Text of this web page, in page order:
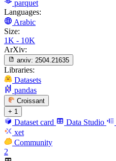
parquet
Languages:
Arabic
Size:
1K - 10K
ArXiv:
arxiv: 2504.21635
Libraries:
Datasets
pandas
Croissant
+ 1
Dataset card Data Studio
xet
Community
2